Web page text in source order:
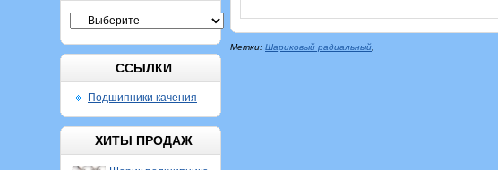
ССЫЛКИ
Подшипники качения
ХИТЫ ПРОДАЖ
Метки: Шариковый радиальный